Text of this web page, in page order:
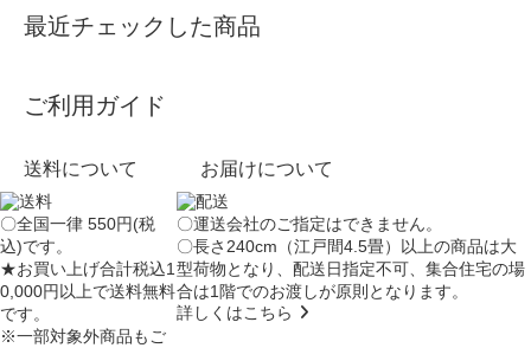
最近チェックした商品
ご利用ガイド
送料について
〇全国一律 550円(税
込)です。
★お買い上げ合計税込1
0,000円以上で送料無料
です。
※一部対象外商品もご
お届けについて
〇運送会社のご指定はできません。
〇長さ240cm（江戸間4.5畳）以上の商品は大
型荷物となり、配送日指定不可、集合住宅の場
合は1階でのお渡しが原則となります。
詳しくはこちら